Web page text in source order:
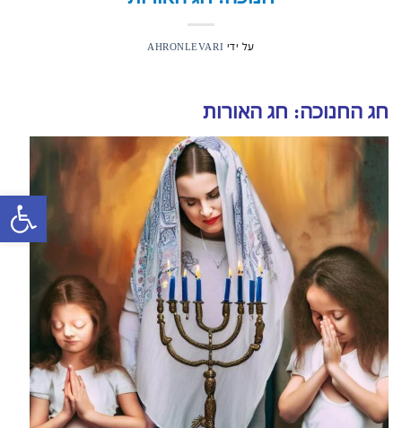
פתח
על ידי AHRONLEVARI
חג החנוכה: חג האורות